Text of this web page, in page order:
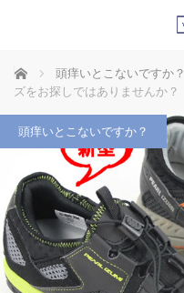
ホーム 頭痒いとこないですか？
ズをお探しではありませんか？
頭痒いとこないですか？